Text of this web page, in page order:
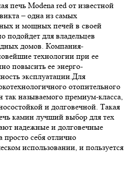
печь Modena red от известной
– одна из самых
и мощных печей в своей
подойдет для владельцев
домов. Компания-
технологии при ее
повысить ее энерго-
эксплуатации.Для
отопительного
так называемого премиум-класса,
и долговечной. Такая
камин лучший выбор для тех
надежные и долговечные
себя отлично
использовании, и пользуется